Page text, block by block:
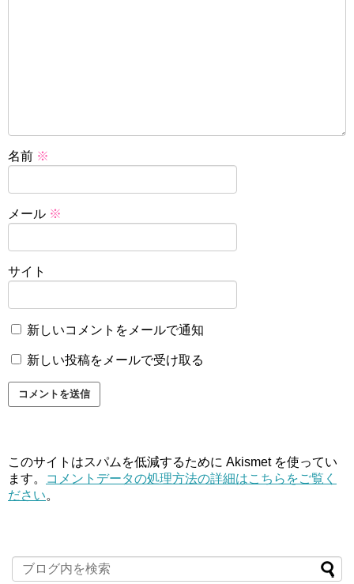
名前 ※
メール ※
サイト
新しいコメントをメールで通知
新しい投稿をメールで受け取る
このサイトはスパムを低減するために Akismet を使ってい
ます。
コメントデータの処理方法の詳細はこちらをご覧く
ださい。